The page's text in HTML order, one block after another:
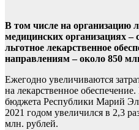
В том числе на организацию
медицинских организациях
льготное лекарственное
направлениям – около 850
Ежегодно увеличиваются
на лекарственное
бюджета Республики Марий Эл
2021 годом увеличился в 2,3
млн. рублей.